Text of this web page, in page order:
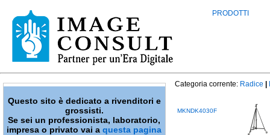
PRODOTTI
Questo sito è dedicato a rivenditori e
grossisti.
Se sei un professionista, laboratorio,
impresa o privato vai aquesta pagina
Categoria corrente: Radice
MKNDK4030F